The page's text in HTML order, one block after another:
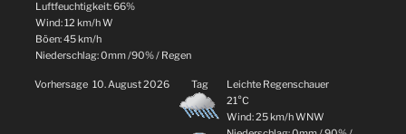
Luftfeuchtigkeit: 66%
Wind: 12 km/h W
Böen: 45 km/h
Niederschlag:0mm/90%/ Regen
Vorhersage 10. August 2026 Tag
Leichte Regenschauer
21°C
Wind: 25 km/h WNW